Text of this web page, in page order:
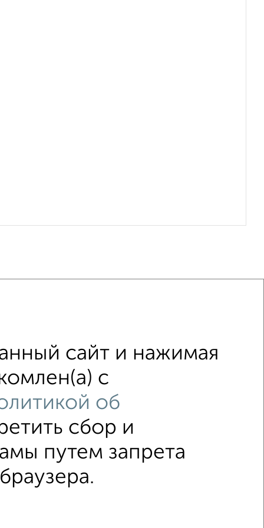
до 200 000 руб. Цена до 300 000 руб.
12 соток
сайт и нажимая
с
об
сбор и
путем запрета